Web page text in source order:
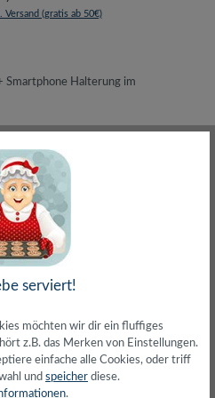
(gratis ab 50€)
Setserviert!
möchten wir dir ein fluffiges
z.B. das Merken von Einstellungen.
einfache alle Cookies, oder triff
und speicher diese.
.